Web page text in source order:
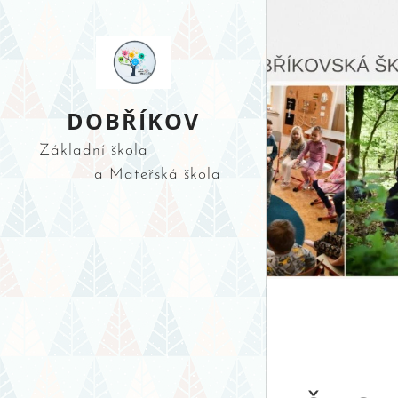
DOBŘÍKOV
Základní škola
a Mateřská škola